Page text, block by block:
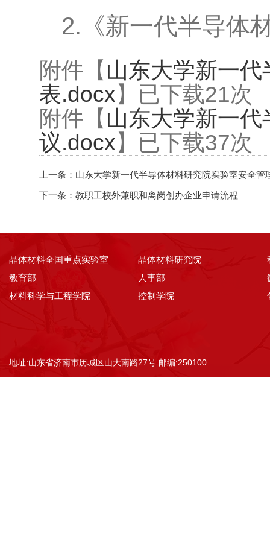
2.《新一代半导体
附件【 山东大学新一
表.docx】已下载21次
附件【 山东大学新一
议.docx】已下载37次
上一条： 山东大学新一代半导体材料研究院实验室安全管
下一条： 教职工校外兼职和离岗创办企业申请流程
晶体材料全国重点实验室 晶体材料研究院
教育部
人事部
材料科学与工程学院
控制学院
地址:山东省济南市历城区山大南路27号 邮编:250100